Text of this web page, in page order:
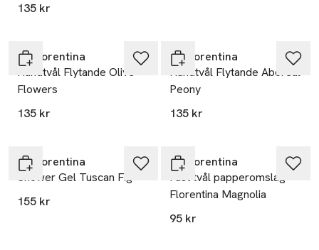
135 kr
La Florentina
Handtvål Flytande Olive
Flowers
135 kr
La Florentina
Handtvål Flytande Aboreal
Peony
135 kr
La Florentina
Shower Gel Tuscan Fig
155 kr
La Florentina
Fast tvål papperomslag
Florentina Magnolia
95 kr